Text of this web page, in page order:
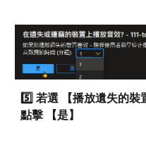
5️⃣若選 【播放遺失的裝
點擊 【是】